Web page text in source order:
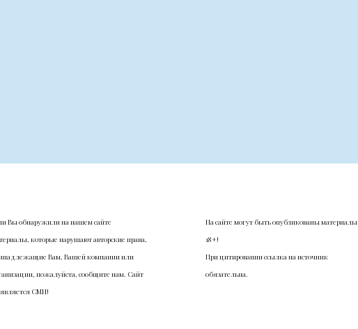
Вы обнаружили на нашем сайте
которые нарушают авторские права,
Вам, Вашей компании или
пожалуйста, сообщите нам. Сайт
СМИ!
На сайте могут быть опубликованы материалы
18+!
При цитировании ссылка на источник
обязательна.